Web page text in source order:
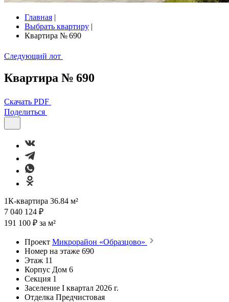
Главная |
Выбрать квартиру |
Квартира № 690
Следующий лот
Квартира № 690
Скачать PDF
Поделиться
1К-квартира 36.84 м²
7 040 124 ₽
191 100 ₽ за м²
Проект Микрорайон «Образцово»
Номер на этаже 690
Этаж 11
Корпус Дом 6
Секция 1
Заселение I квартал 2026 г.
Отделка Предчистовая